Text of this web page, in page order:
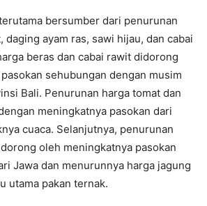
bersumber dari penurunan
daging ayam ras, sawi hijau, dan cabai
beras dan cabai rawit didorong
sehubungan dengan musim
Bali. Penurunan harga tomat dan
meningkatnya pasokan dari
cuaca. Selanjutnya, penurunan
oleh meningkatnya pasokan
Jawa dan menurunnya harga jagung
utama pakan ternak.